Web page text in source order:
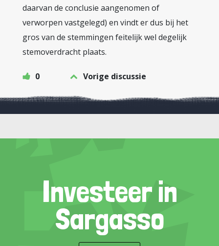
daarvan de conclusie aangenomen of
verworpen vastgelegd) en vindt er dus bij het
gros van de stemmingen feitelijk wel degelijk
stemoverdracht plaats.
0 Vorige discussie
Investeer in
Sargasso